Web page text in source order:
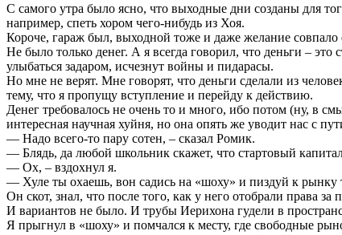
С самого утра было ясно, что выходные дни созданы для
например, спеть хором чего-нибудь из Хоя.
Короче, гараж был, выходной тоже и даже желание
Не было только денег. А я всегда говорил, что деньги –
улыбаться задаром, исчезнут войны и пидарасы.
Но мне не верят. Мне говорят, что деньги сделали из
тему, что я пропущу вступление и перейду к действию.
Денег требовалось не очень то и много, ибо потом (ну, в
интересная научная хуйня, но она опять же уводит нас с
— Надо всего-то пару сотен, – сказал Ромик.
— Блядь, да любой школьник скажет, что стартовый
— Ох, – вздохнул я.
— Хуле ты охаешь, вон садись на «шоху» и пиздуй к рынку
Он скот, знал, что после того, как у него отобрали права
И вариантов не было. И трубы Иерихона гудели в
Я прыгнул в «шоху» и помчался к месту, где свободные